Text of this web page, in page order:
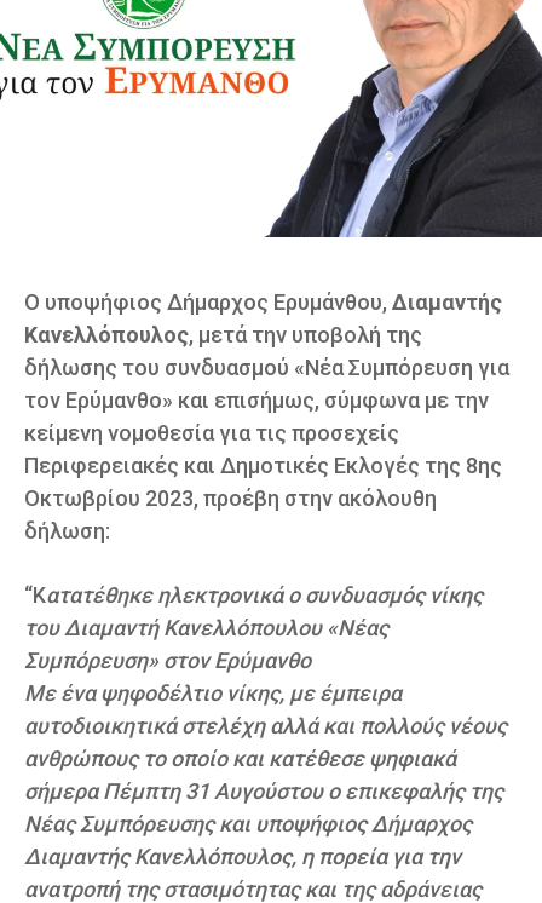
Ο υποψήφιος Δήμαρχος Ερυμάνθου, Διαμαντής
Κανελλόπουλος, μετά την υποβολή της
δήλωσης του συνδυασμού «Νέα Συμπόρευση για
τον Ερύμανθο» και επισήμως, σύμφωνα με την
κείμενη νομοθεσία για τις προσεχείς
Περιφερειακές και Δημοτικές Εκλογές της 8ης
Οκτωβρίου 2023, προέβη στην ακόλουθη
δήλωση:
“Κατατέθηκε ηλεκτρονικά ο συνδυασμός νίκης
του Διαμαντή Κανελλόπουλου «Νέας
Συμπόρευση» στον Ερύμανθο
Με ένα ψηφοδέλτιο νίκης, με έμπειρα
αυτοδιοικητικά στελέχη αλλά και πολλούς νέους
ανθρώπους το οποίο και κατέθεσε ψηφιακά
σήμερα Πέμπτη 31 Αυγούστου ο επικεφαλής της
Νέας Συμπόρευσης και υποψήφιος Δήμαρχος
Διαμαντής Κανελλόπουλος, η πορεία για την
ανατροπή της στασιμότητας και της αδράνειας